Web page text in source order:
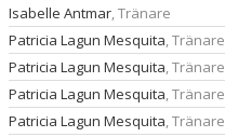
Isabelle Antmar, Tränare
Patricia Lagun Mesquita, Tränare
Patricia Lagun Mesquita, Tränare
Patricia Lagun Mesquita, Tränare
Patricia Lagun Mesquita, Tränare